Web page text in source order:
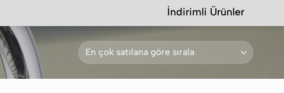
İndirimli Ürünler